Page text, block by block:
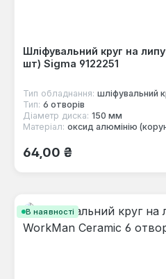
Шліфувальний круг на
шт) Sigma 9122251
Тип обладнання: шліфувальний
Тип: 6 отворів
Діаметр диска: 150 мм
Матеріал: оксид алюмінію
Звичайна ціна:
64,00 ₴
В наявності